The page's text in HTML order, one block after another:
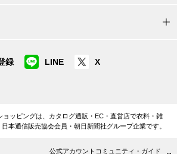
ョウコ
ポーチ
録 LINE X
ョッピングは、カタログ通販・EC・直営店で衣料・雑
本通信販売協会会員・朝日新聞社グループ企業です。
公式アカウントコミュニティ・ガイド